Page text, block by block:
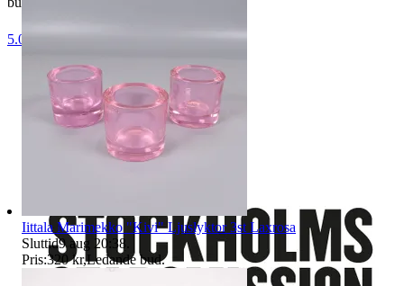
Stadsmissionens second hand
5.0
Iittala Marimekko "Kivi" Ljuslyktor 3st Laxrosa
Sluttid9 aug 20:38
Pris:320 kr,Ledande bud.